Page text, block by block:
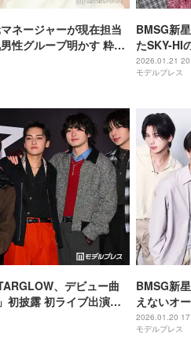
ネージャーが現在担当
性グループ明かす 粋な
次ぐ「さすが」「愛感
BMSG新
たSKY-HI
の連絡も
2026.01.21
モデルプレス
、デビュー曲
初披露 初ライブ出演
に5000人集結
BMSG新
えないオ
容事情も
2026.01.20
モデルプレス